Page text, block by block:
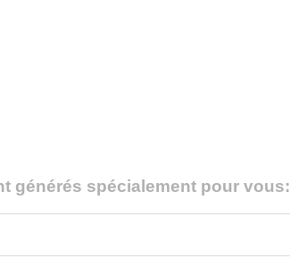
générés spécialement pour vous: